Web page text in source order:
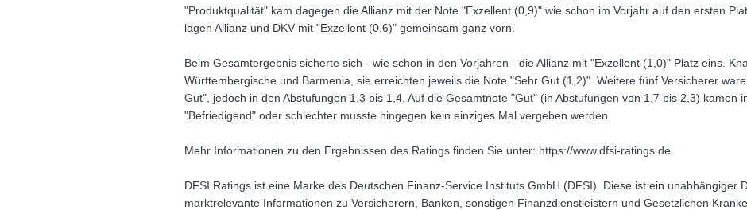
"Produktqualität" kam dagegen die Allianz mit der Note "Exzellent (0,9)" wie schon im Vorjahr auf den ersten
lagen Allianz und DKV mit "Exzellent (0,6)" gemeinsam ganz vorn.
Beim Gesamtergebnis sicherte sich - wie schon in den Vorjahren - die Allianz mit "Exzellent (1,0)" Platz eins.
Württembergische und Barmenia, sie erreichten jeweils die Note "Sehr Gut (1,2)". Weitere fünf Versicherer
Gut", jedoch in den Abstufungen 1,3 bis 1,4. Auf die Gesamtnote "Gut" (in Abstufungen von 1,7 bis 2,3) kamen
"Befriedigend" oder schlechter musste hingegen kein einziges Mal vergeben werden.
Mehr Informationen zu den Ergebnissen des Ratings finden Sie unter: https://www.dfsi-ratings.de
DFSI Ratings ist eine Marke des Deutschen Finanz-Service Instituts GmbH (DFSI). Diese ist ein unabhängiger
marktrelevante Informationen zu Versicherern, Banken, sonstigen Finanzdienstleistern und Gesetzlichen